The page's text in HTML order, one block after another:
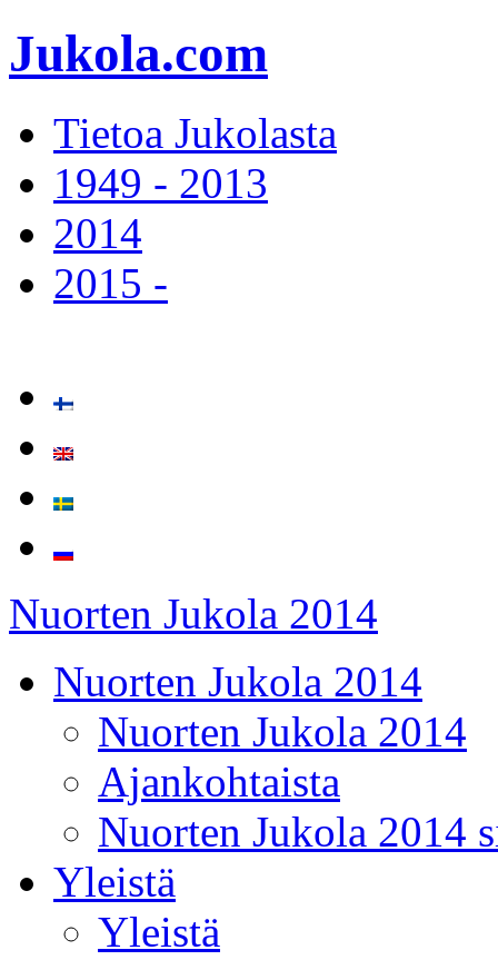
Jukola.com
Tietoa Jukolasta
1949 - 2013
2014
2015 -
Nuorten Jukola 2014
Nuorten Jukola 2014
Nuorten Jukola 2014
Ajankohtaista
Nuorten Jukola 2014
Yleistä
Yleistä